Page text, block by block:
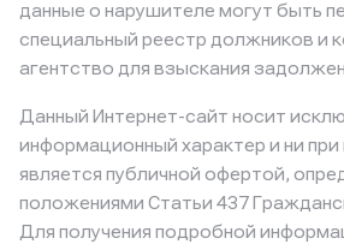
данные о нарушителе могут быть
специальный реестр должников и
агентство для взыскания
Данный Интернет-сайт носит
информационный характер и ни при
является публичной офертой,
положениями Статьи 437
Для получения подробной